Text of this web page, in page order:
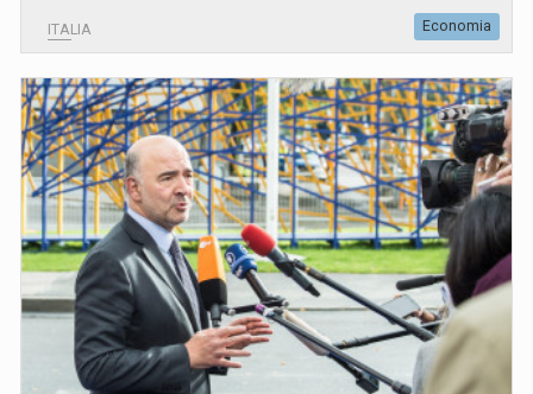
ITALIA Economia